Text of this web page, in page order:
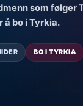
som følger
å bo i Tyrkia.
BO I TYRKIA